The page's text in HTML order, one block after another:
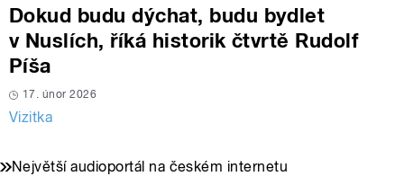
Dokud budu dýchat, budu bydlet
v Nuslích, říká historik čtvrtě Rudolf
Píša
17. únor 2026
Vizitka
Největší audioportál na českém internetu